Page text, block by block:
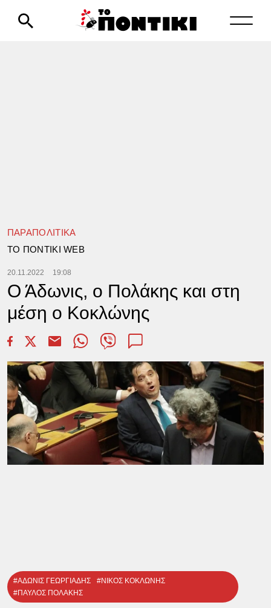
ΠΑΡΑΠΟΛΙΤΙΚΑ
TΟ ΠΟΝΤΙΚΙ WEB
20.11.2022 19:08
Ο Άδωνις, ο Πολάκης και στη
μέση ο Κοκλώνης
#ΑΔΩΝΙΣ ΓΕΩΡΓΙΑΔΗΣ
#ΝΙΚΟΣ ΚΟΚΛΩΝΗΣ
#ΠΑΥΛΟΣ ΠΟΛΑΚΗΣ